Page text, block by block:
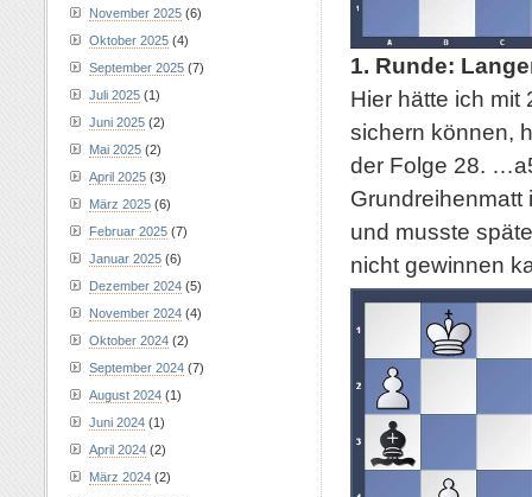
1. Runde:
Hier hätte ich mit
sichern können,
der Folge 28.
und musste
nicht gewinnen
November 2025 (6)
Oktober 2025 (4)
September 2025 (7)
Juli 2025 (1)
Juni 2025 (2)
Mai 2025 (2)
April 2025 (3)
März 2025 (6)
Februar 2025 (7)
Januar 2025 (6)
Dezember 2024 (5)
November 2024 (4)
Oktober 2024 (2)
September 2024 (7)
August 2024 (1)
Juni 2024 (1)
April 2024 (2)
März 2024 (2)